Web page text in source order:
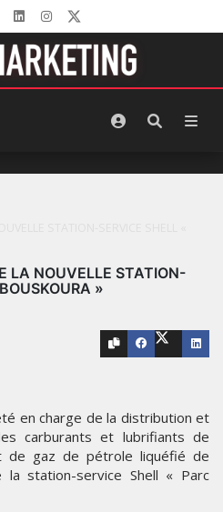
LA NOUVELLE STATION-
»
en charge de la distribution et
carburants et lubrifiants de
de gaz de pétrole liquéfié de
la station-service Shell « Parc